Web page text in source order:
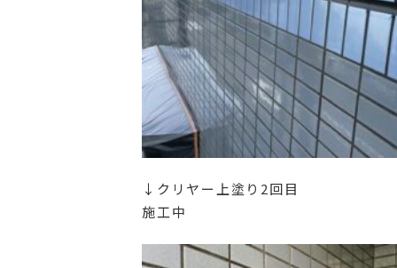
↓クリヤー上塗り2回目
施工中